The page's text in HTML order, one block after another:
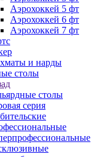
Аэрохоккей 5 фт
Аэрохоккей 6 фт
Аэрохоккей 7 фт
и нарды
столы
столы
серия